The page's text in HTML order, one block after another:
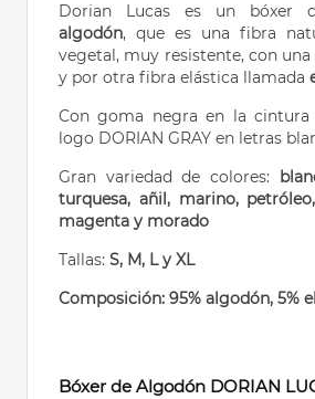
Dorian Lucas es un bóxer
algodón, que es una fibra
vegetal, muy resistente, con
y por otra fibra elástica llamada
Con goma negra en la cintura
logo DORIAN GRAY en letras
Gran variedad de colores:
turquesa, añil, marino,
magenta y morado
Tallas: S, M, L y XL
Composición: 95% algodón, 5%
Bóxer de Algodón DORIAN